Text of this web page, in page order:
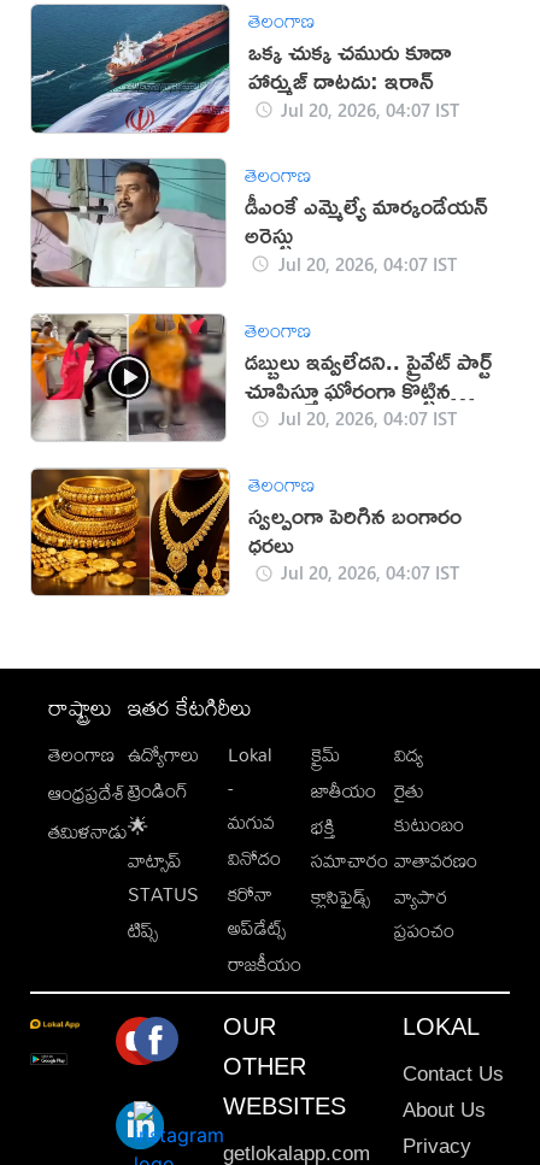
తెలంగాణ
ఒక్క చుక్క చమురు కూడా
హార్ముజ్ దాటదు: ఇరాన్
Jul 20, 2026, 04:07 IST
తెలంగాణ
డీఎంకే ఎమ్మెల్యే మార్కండేయన్
అరెస్టు
Jul 20, 2026, 04:07 IST
తెలంగాణ
డబ్బులు ఇవ్వలేదని.. ప్రైవేట్ పార్ట్
చూపిస్తూ ఘోరంగా కొట్టిన
హిజ్రాలు (వీడియో)
Jul 20, 2026, 04:07 IST
తెలంగాణ
స్వల్పంగా పెరిగిన బంగారం
ధరలు
Jul 20, 2026, 04:07 IST
రాష్ట్రాలు
తెలంగాణ
ఆంధ్రప్రదేశ్
తమిళనాడు
ఇతర కేటగిరీలు
ఉద్యోగాలు
ట్రెండింగ్
🌟
వాట్సాప్
STATUS
టిప్స్
Lokal
-
మగువ
వినోదం
కరోనా
అప్‌డేట్స్
రాజకీయం
క్రైమ్
జాతీయం
భక్తి
సమాచారం
క్లాసిఫైడ్స్
విద్య
రైతు
కుటుంబం
వాతావరణం
వ్యాపార
ప్రపంచం
OUR
OTHER
WEBSITES
getlokalapp.com
LOKAL
Contact Us
About Us
Privacy